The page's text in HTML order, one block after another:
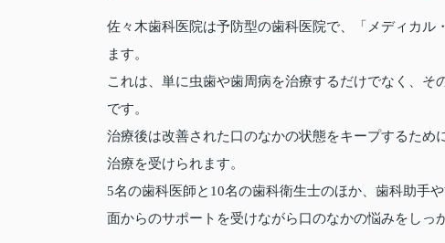
佐々木歯科医院は予防型の歯科医院で、「メディカ
ます。
これは、単に虫歯や歯周病を治療するだけでなく、
です。
治療後は改善された口のなかの状態をキープするた
治療を受けられます。
5名の歯科医師と10名の歯科衛生士のほか、歯科助手
面からのサポートを受けながら口のなかの悩みをしっ